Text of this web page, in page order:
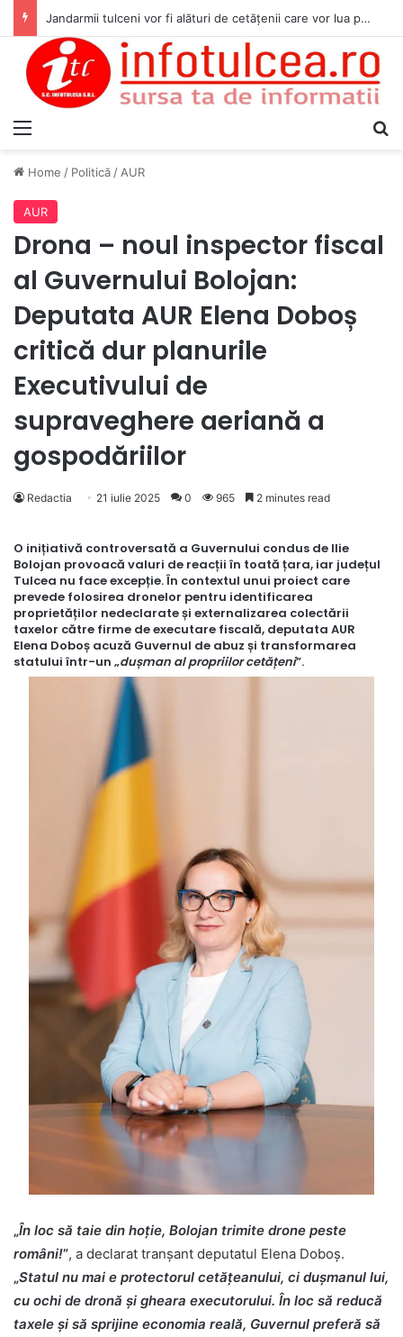
Jandarmii tulceni vor fi alături de cetățenii care vor lua parte la Festivalul Folk Țestos
Home / Politică / AUR
AUR
Drona – noul inspector fiscal
al Guvernului Bolojan:
Deputata AUR Elena Doboș
critică dur planurile
Executivului de
supraveghere aeriană a
gospodăriilor
Redactia 21 iulie 2025 0 965 2 minutes read
O inițiativă controversată a Guvernului condus de Ilie
Bolojan provoacă valuri de reacții în toată țara, iar județul
Tulcea nu face excepție. În contextul unui proiect care
prevede folosirea dronelor pentru identificarea
proprietăților nedeclarate și externalizarea colectării
taxelor către firme de executare fiscală, deputata AUR
Elena Doboș acuză Guvernul de abuz și transformarea
statului într-un „dușman al propriilor cetățeni”.
„În loc să taie din hoție, Bolojan trimite drone peste
români!”, a declarat tranșant deputatul Elena Doboș.
„Statul nu mai e protectorul cetățeanului, ci dușmanul lui,
cu ochi de dronă și gheara executorului. În loc să reducă
taxele și să sprijine economia reală, Guvernul preferă să